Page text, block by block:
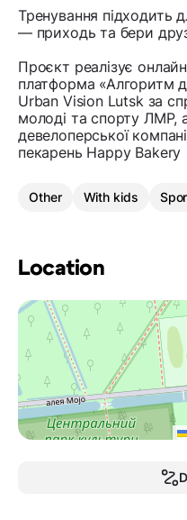
Тренування підходить
— приходь та бери
Проєкт реалізує
платформа «Алгоритм
Urban Vision Lutsk за
молоді та спорту ЛМР,
девелоперської
пекарень Happy Bakery
Other With kids
Location